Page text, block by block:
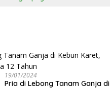
19/01/2024
Pria di Lebong Tanam Ganja di